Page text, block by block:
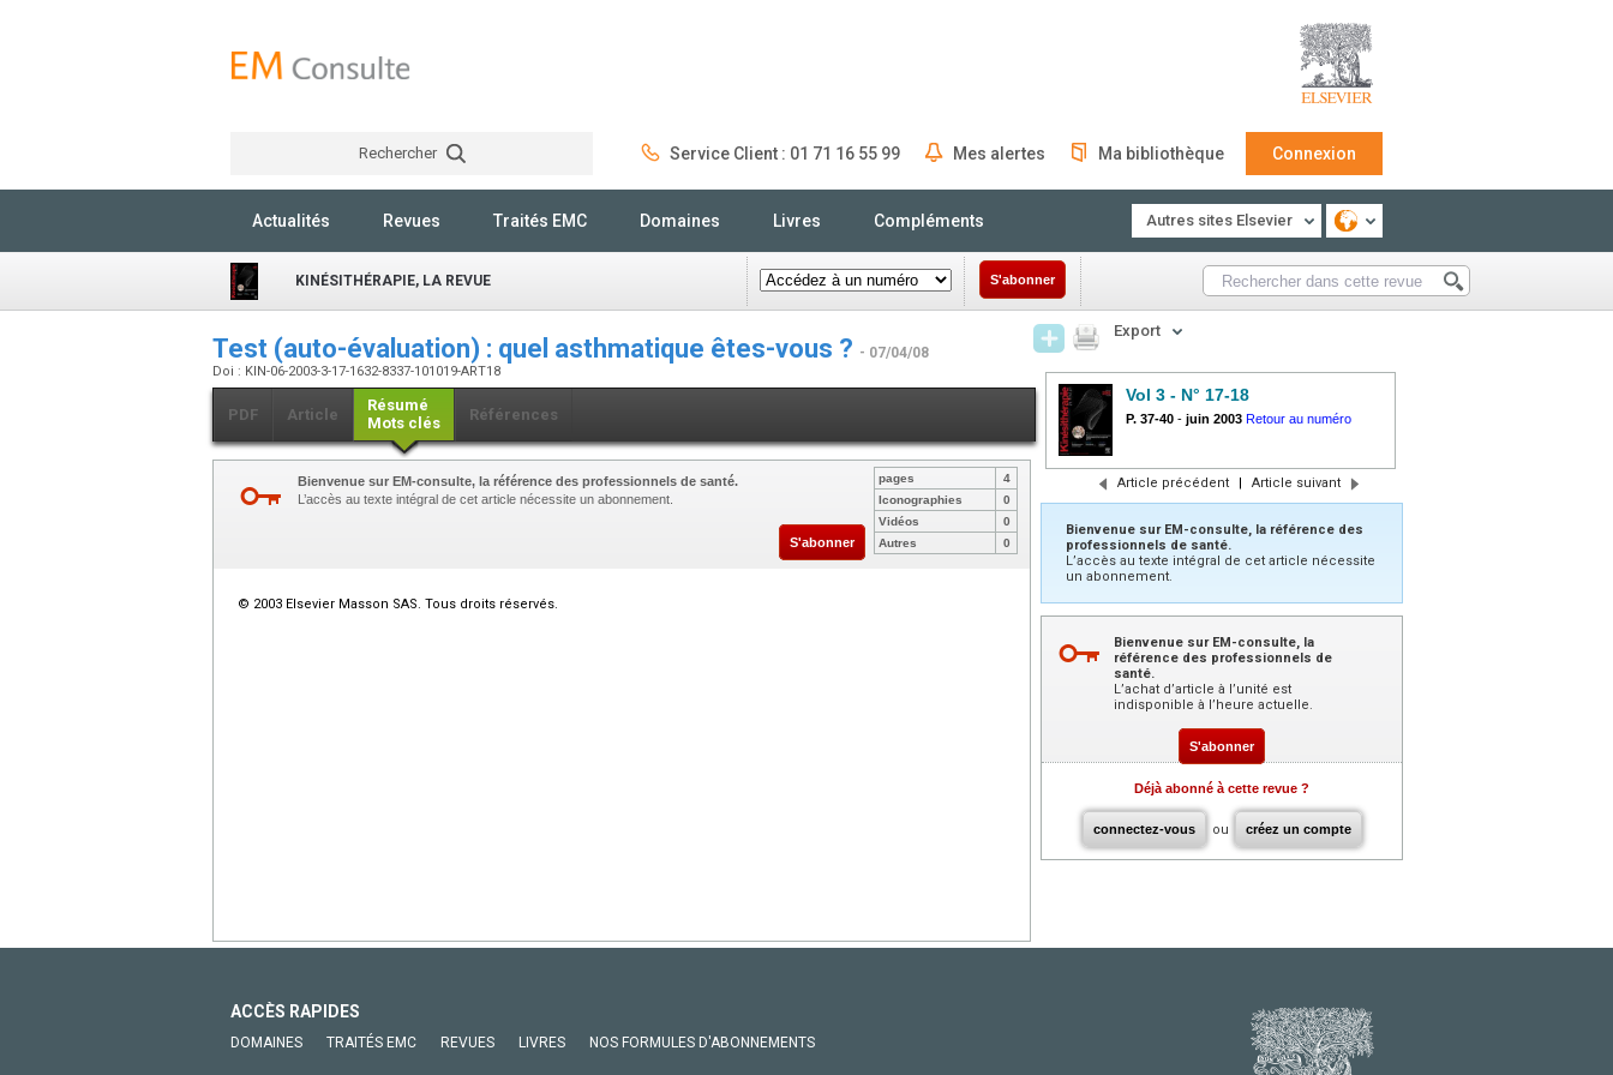
Rechercher Service Client : 01 71 16 55 99 Mes alertes Ma bibliothèque Connexion
Actualités Revues Traités EMC Domaines Livres Compléments Autres sites Elsevier
KINÉSITHÉRAPIE, LA REVUE S'abonner
Test (auto-évaluation) : quel asthmatique êtes-vous ? - 07/04/08
Doi : KIN-06-2003-3-17-1632-8337-101019-ART18
PDF Article
Résumé
Mots clés
Références
Bienvenue sur EM-consulte, la référence des professionnels de santé.
L’accès au texte intégral de cet article nécessite un abonnement.
S'abonner
pages
4
Iconographies
0
Vidéos
0
Autres
0
© 2003 Elsevier Masson SAS. Tous droits réservés.
Export
Vol 3 - N° 17-18
P. 37-40 - juin 2003 Retour au numéro
Article précédent | Article suivant
Bienvenue sur EM-consulte, la référence des
professionnels de santé.
L’accès au texte intégral de cet article nécessite
un abonnement.
Bienvenue sur EM-consulte, la
référence des professionnels de
santé.
L’achat d’article à l’unité est
indisponible à l’heure actuelle.
S'abonner
Déjà abonné à cette revue ?
connectez-vous ou créez un compte
ACCÈS RAPIDES
DOMAINES TRAITÉS EMC REVUES LIVRES NOS FORMULES D'ABONNEMENTS